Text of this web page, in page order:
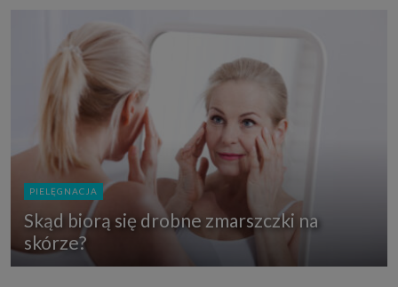
PIELĘGNACJA
Skąd biorą się drobne zmarszczki na
skórze?